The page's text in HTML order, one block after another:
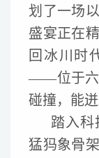
划了一场
盛宴正在
回冰川时
——位于六
碰撞，能
踏入科
猛犸象骨